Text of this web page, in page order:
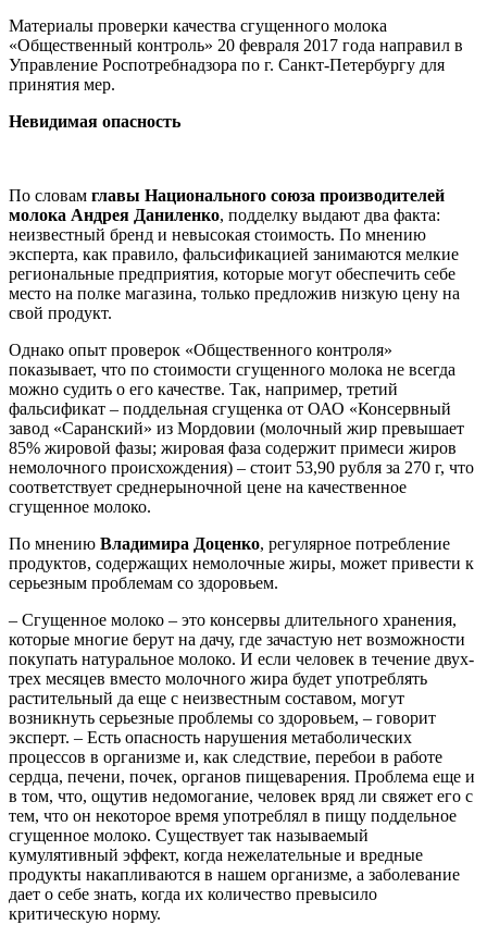
Материалы проверки качества сгущенного молока
«Общественный контроль» 20 февраля 2017 года направил в
Управление Роспотребнадзора по г. Санкт-Петербургу для
принятия мер.
Невидимая опасность
По словам главы Национального союза производителей
молока Андрея Даниленко, подделку выдают два факта:
неизвестный бренд и невысокая стоимость. По мнению
эксперта, как правило, фальсификацией занимаются мелкие
региональные предприятия, которые могут обеспечить себе
место на полке магазина, только предложив низкую цену на
свой продукт.
Однако опыт проверок «Общественного контроля»
показывает, что по стоимости сгущенного молока не всегда
можно судить о его качестве. Так, например, третий
фальсификат – поддельная сгущенка от ОАО «Консервный
завод «Саранский» из Мордовии (молочный жир превышает
85% жировой фазы; жировая фаза содержит примеси жиров
немолочного происхождения) – стоит 53,90 рубля за 270 г, что
соответствует среднерыночной цене на качественное
сгущенное молоко.
По мнению Владимира Доценко, регулярное потребление
продуктов, содержащих немолочные жиры, может привести к
серьезным проблемам со здоровьем.
– Сгущенное молоко – это консервы длительного хранения,
которые многие берут на дачу, где зачастую нет возможности
покупать натуральное молоко. И если человек в течение двух-
трех месяцев вместо молочного жира будет употреблять
растительный да еще с неизвестным составом, могут
возникнуть серьезные проблемы со здоровьем, – говорит
эксперт. – Есть опасность нарушения метаболических
процессов в организме и, как следствие, перебои в работе
сердца, печени, почек, органов пищеварения. Проблема еще и
в том, что, ощутив недомогание, человек вряд ли свяжет его с
тем, что он некоторое время употреблял в пищу поддельное
сгущенное молоко. Существует так называемый
кумулятивный эффект, когда нежелательные и вредные
продукты накапливаются в нашем организме, а заболевание
дает о себе знать, когда их количество превысило
критическую норму.